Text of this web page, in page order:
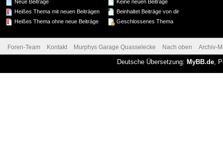
Neue Beiträge
Heißes Thema mit neuen Beiträgen
Heißes Thema ohne neue Beiträge
Keine neuen Beiträge
Beinhaltet Beiträge von dir
Geschlossenes Thema
Foren-Team Kontakt Murphys Garage Quasselecke Nach oben Archiv-
Deutsche Übersetzung: MyBB.de,